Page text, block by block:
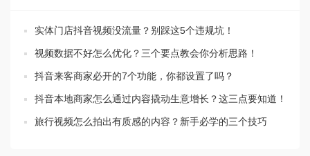
实体门店抖音视频没流量？别踩这5个违规坑！
视频数据不好怎么优化？三个要点教会你分析思路！
抖音来客商家必开的7个功能，你都设置了吗？
抖音本地商家怎么通过内容撬动生意增长？这三点要知道！
旅行视频怎么拍出有质感的内容？新手必学的三个技巧